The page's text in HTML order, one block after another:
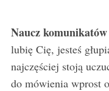
Naucz
lubię Cię, jesteś
najczęściej stoją
do mówienia wprost